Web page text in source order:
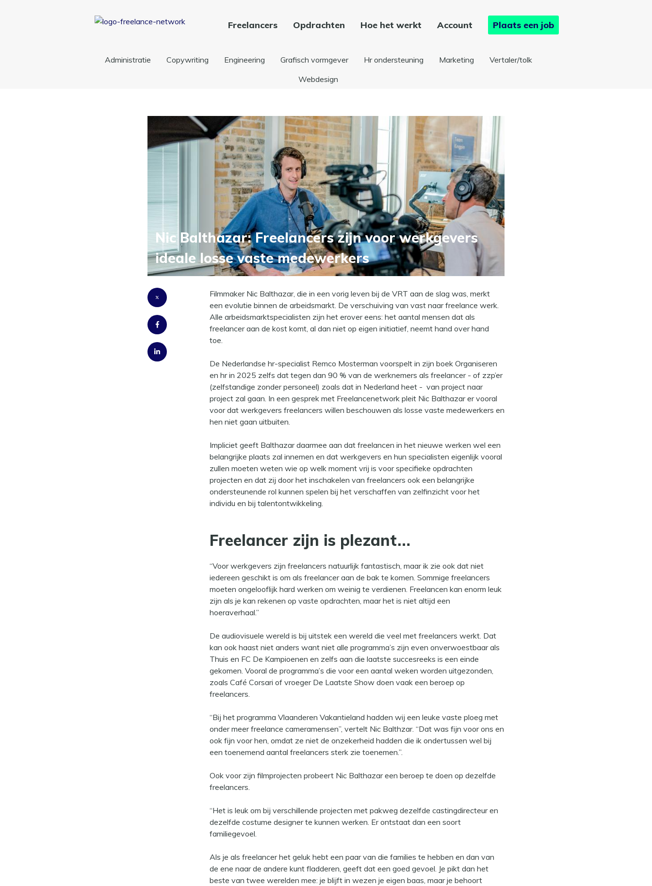
Freelancers Opdrachten Hoe het werkt Account Plaats een job
Administratie Copywriting Engineering Grafisch vormgever Hr ondersteuning Marketing
Vertaler/tolk
Webdesign
Nic Balthazar: Freelancers zijn voor werkgevers
ideale losse vaste medewerkers
Filmmaker Nic Balthazar, die in een vorig leven bij de VRT aan de slag was, merkt
een evolutie binnen de arbeidsmarkt. De verschuiving van vast naar freelance werk.
Alle arbeidsmarktspecialisten zijn het erover eens: het aantal mensen dat als
freelancer aan de kost komt, al dan niet op eigen initiatief, neemt hand over hand
toe.
De Nederlandse hr-specialist Remco Mosterman voorspelt in zijn boek Organiseren
en hr in 2025 zelfs dat tegen dan 90 % van de werknemers als freelancer - of zzp’er
(zelfstandige zonder personeel) zoals dat in Nederland heet - van project naar
project zal gaan. In een gesprek met Freelancenetwork pleit Nic Balthazar er vooral
voor dat werkgevers freelancers willen beschouwen als losse vaste medewerkers en
hen niet gaan uitbuiten.
Impliciet geeft Balthazar daarmee aan dat freelancen in het nieuwe werken wel een
belangrijke plaats zal innemen en dat werkgevers en hun specialisten eigenlijk vooral
zullen moeten weten wie op welk moment vrij is voor specifieke opdrachten
projecten en dat zij door het inschakelen van freelancers ook een belangrijke
ondersteunende rol kunnen spelen bij het verschaffen van zelfinzicht voor het
individu en bij talentontwikkeling.
Freelancer zijn is plezant…
“Voor werkgevers zijn freelancers natuurlijk fantastisch, maar ik zie ook dat niet
iedereen geschikt is om als freelancer aan de bak te komen. Sommige freelancers
moeten ongelooflijk hard werken om weinig te verdienen. Freelancen kan enorm leuk
zijn als je kan rekenen op vaste opdrachten, maar het is niet altijd een
hoeraverhaal.”
De audiovisuele wereld is bij uitstek een wereld die veel met freelancers werkt. Dat
kan ook haast niet anders want niet alle programma’s zijn even onverwoestbaar als
Thuis en FC De Kampioenen en zelfs aan die laatste succesreeks is een einde
gekomen. Vooral de programma’s die voor een aantal weken worden uitgezonden,
zoals Café Corsari of vroeger De Laatste Show doen vaak een beroep op
freelancers.
“Bij het programma Vlaanderen Vakantieland hadden wij een leuke vaste ploeg met
onder meer freelance cameramensen”, vertelt Nic Balthzar. “Dat was fijn voor ons en
ook fijn voor hen, omdat ze niet de onzekerheid hadden die ik ondertussen wel bij
een toenemend aantal freelancers sterk zie toenemen.”.
Ook voor zijn filmprojecten probeert Nic Balthazar een beroep te doen op dezelfde
freelancers.
“Het is leuk om bij verschillende projecten met pakweg dezelfde castingdirecteur en
dezelfde costume designer te kunnen werken. Er ontstaat dan een soort
familiegevoel.
Als je als freelancer het geluk hebt een paar van die families te hebben en dan van
de ene naar de andere kunt fladderen, geeft dat een goed gevoel. Je pikt dan het
beste van twee werelden mee: je blijft in wezen je eigen baas, maar je behoort